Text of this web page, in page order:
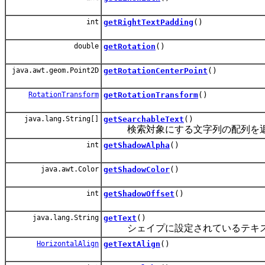
int getRightTextPadding ()
double getRotation ()
java.awt.geom.Point2D getRotationCenterPoint ()
RotationTransform getRotationTransform()
java.lang.String[] getSearchableText ()
検索対象にする文字列の配列を返
int getShadowAlpha ()
java.awt.Color getShadowColor()
int getShadowOffset ()
java.lang.String getText ()
シェイプに設定されているテキス
HorizontalAlign getTextAlign ()